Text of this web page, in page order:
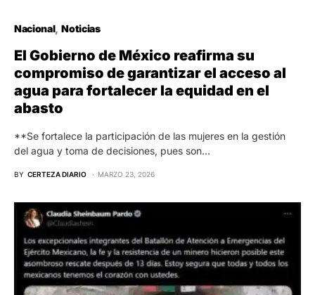
Nacional Noticias
El Gobierno de México reafirma su
compromiso de garantizar el acceso al
agua para fortalecer la equidad en el
abasto
**Se fortalece la participación de las mujeres en la gestión
del agua y toma de decisiones, pues son…
BY CERTEZA DIARIO MARZO 23, 2026